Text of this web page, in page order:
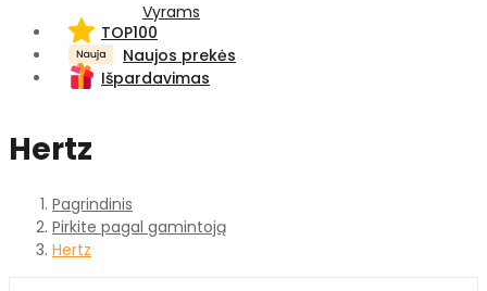
Vyrams
TOP100
Naujos prekės
Išpardavimas
Hertz
Pagrindinis
Pirkite pagal gamintoją
Hertz